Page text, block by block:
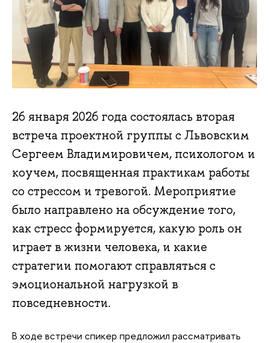
26 января 2026 года состоялась вторая
встреча проектной группы с Львовским
Сергеем Владимировичем, психологом и
коучем, посвященная практикам работы
со стрессом и тревогой. Мероприятие
было направлено на обсуждение того,
как стресс формируется, какую роль он
играет в жизни человека, и какие
стратегии помогают справляться с
эмоциональной нагрузкой в
повседневности.
В ходе встречи спикер предложил рассматривать